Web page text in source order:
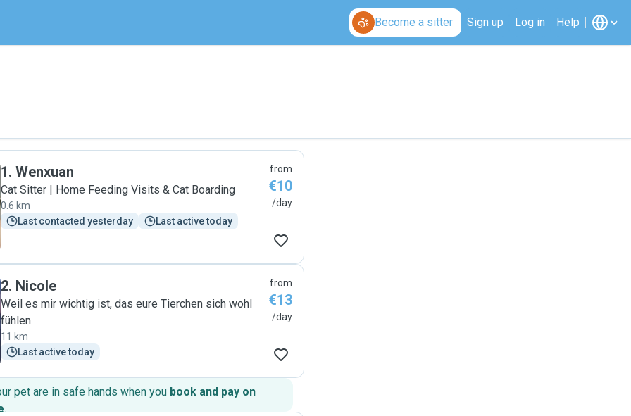
Become a sitter Sign up Log in Help
1. Wenxuan
Cat Sitter | Home Feeding Visits & Cat Boarding
0.6 km
Last contacted yesterday
Last active today
from
€10
/day
2. Nicole
Weil es mir wichtig ist, das eure Tierchen sich wohl
fühlen
11 km
Last active today
from
€13
/day
pet are in safe hands when you book and pay on
.